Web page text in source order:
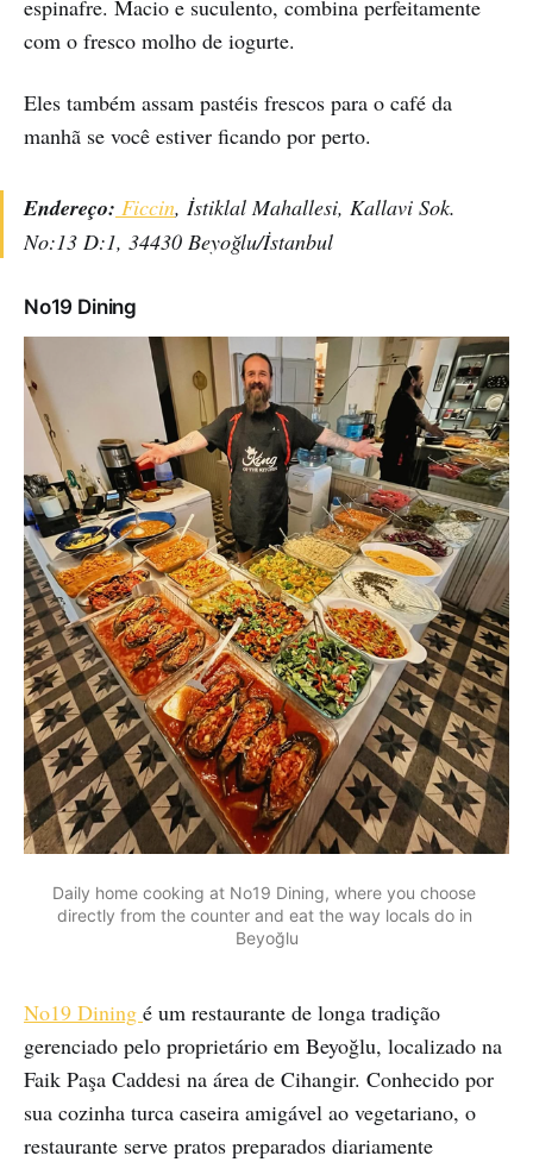
espinafre. Macio e suculento, combina perfeitamente
com o fresco molho de iogurte.
Eles também assam pastéis frescos para o café da
manhã se você estiver ficando por perto.
Endereço: Ficcin, İstiklal Mahallesi, Kallavi Sok.
No:13 D:1, 34430 Beyoğlu/İstanbul
No19 Dining
Daily home cooking at No19 Dining, where you choose
directly from the counter and eat the way locals do in
Beyoğlu
No19 Dining é um restaurante de longa tradição
gerenciado pelo proprietário em Beyoğlu, localizado na
Faik Paşa Caddesi na área de Cihangir. Conhecido por
sua cozinha turca caseira amigável ao vegetariano, o
restaurante serve pratos preparados diariamente